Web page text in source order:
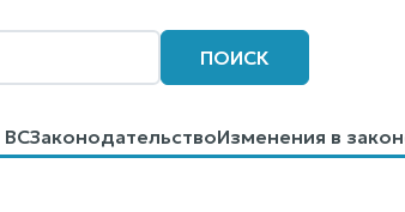
ПОИСК
ВСЗаконодательствоИзменения в